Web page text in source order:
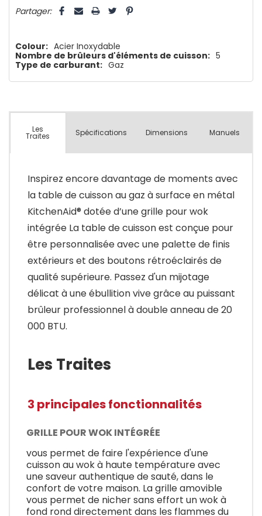
Partager:
Colour: Acier Inoxydable
Nombre de brûleurs d'éléments de cuisson: 5
Type de carburant: Gaz
Les
Traites Spécifications Dimensions Manuels
Inspirez encore davantage de moments avec
la table de cuisson au gaz à surface en métal
KitchenAid® dotée d’une grille pour wok
intégrée La table de cuisson est conçue pour
être personnalisée avec une palette de finis
extérieurs et des boutons rétroéclairés de
qualité supérieure. Passez d'un mijotage
délicat à une ébullition vive grâce au puissant
brûleur professionnel à double anneau de 20
000 BTU.
Les Traites
3 principales fonctionnalités
GRILLE POUR WOK INTÉGRÉE
vous permet de faire l'expérience d'une
cuisson au wok à haute température avec
une saveur authentique de sauté, dans le
confort de votre maison. La grille amovible
vous permet de nicher sans effort un wok à
fond rond directement dans les flammes du